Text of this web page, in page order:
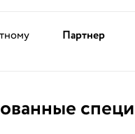
Партнер